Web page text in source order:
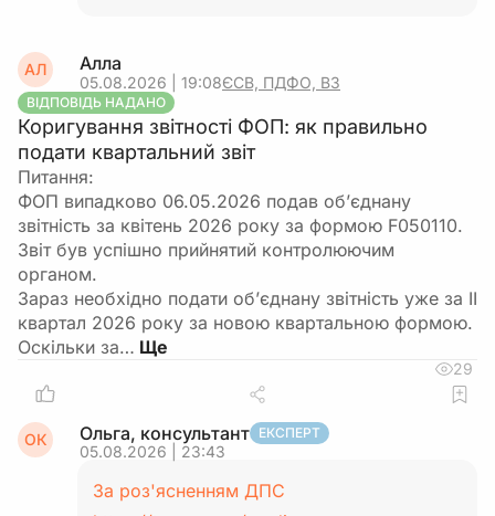
АЛ Алла
05.08.2026 | 19:08ЄСВ, ПДФО, ВЗ
ВІДПОВІДЬ НАДАНО
Коригування звітності ФОП: як правильно
подати квартальний звіт
Питання:
ФОП випадково 06.05.2026 подав об’єднану
звітність за квітень 2026 року за формою F050110.
Звіт був успішно прийнятий контролюючим
органом.
Зараз необхідно подати об’єднану звітність уже за ІІ
квартал 2026 року за новою квартальною формою.
Оскільки за…
29
ОК Ольга, консультант ЕКСПЕРТ
05.08.2026 | 23:43
За роз'ясненням ДПС